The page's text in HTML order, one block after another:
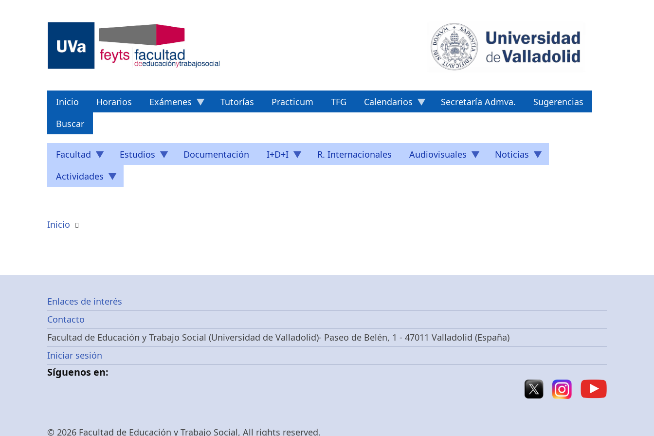
Inicio Horarios Exámenes Tutorías Practicum TFG Calendarios Secretaría Admva.
Sugerencias
Buscar
Facultad Estudios Documentación I+D+I R. Internacionales Audiovisuales
Noticias
Actividades
Inicio
Footer
menu
Enlaces de interés
Contacto
Facultad de Educación y Trabajo Social (Universidad de Valladolid)- Paseo de Belén, 1 - 47011 Valladolid (España)
Menú
de
Iniciar sesión
Síguenos en:
© 2026 Facultad de Educación y Trabajo Social, All rights reserved.